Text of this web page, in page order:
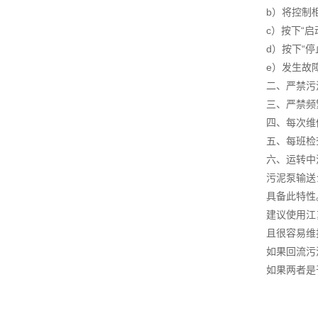
b）将控制
c）按下“
d）按下“
e）发生故
二、严禁
三、严禁
四、每次
五、每班
六、运转
污泥泵输
具备此特性
建议使用
且很容易
如果回流
如果两者